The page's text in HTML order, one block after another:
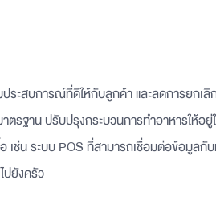
ะสบการณ์ที่ดีให้กับลูกค้า และลดการยกเลิ
รฐาน ปรับปรุงกระบวนการทำอาหารให้อ
เช่น ระบบ POS ที่สามารถเชื่อมต่อข้อมูล
ปยังครัว